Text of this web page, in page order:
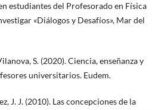
estudiantes del Profesorado en Física
«Diálogos y Desafíos», Mar del
S. (2020). Ciencia, enseñanza y
universitarios. Eudem.
J. J. (2010). Las concepciones de la